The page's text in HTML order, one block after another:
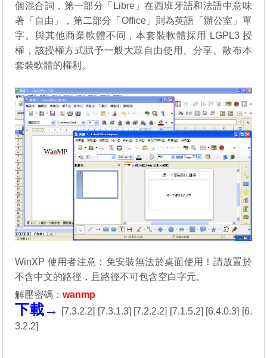
個混合詞，第一部分「Libre」在西班牙語和法語中意味
著「自由」，第二部分「Office」則為英語「辦公室」單
字。與其他商業軟體不同，本套裝軟體採用 LGPL3 授
權，該授權方式賦予一般大眾自由使用、分享、散布本
套裝軟體的權利。
WinXP 使用者注意：免安裝無法於桌面使用！請放置於
不含中文的路徑，且路徑不可包含空白字元。
解壓密碼：wanmp
下載→ [7.3.2.2] [7.3.1.3] [7.2.2.2] [7.1.5.2] [6.4.0.3] [6.
3.2.2]